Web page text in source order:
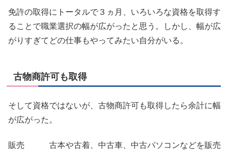
免許の取得にトータルで３ヵ月、いろいろな資格を取得す
ることで職業選択の幅が広がったと思う。しかし、幅が広
がりすぎてどの仕事もやってみたい自分がいる。
古物商許可も取得
そして資格ではないが、古物商許可も取得したら余計に幅
が広がった。
販売 古本や古着、中古車、中古パソコンなどを販売